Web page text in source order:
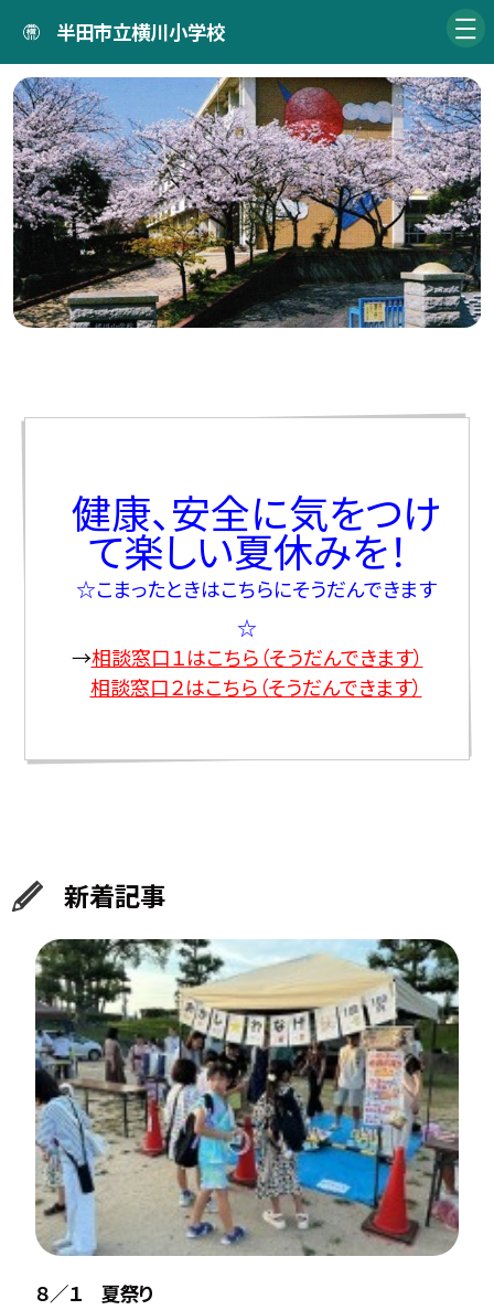
半田市立横川小学校
健康、安全に気をつけ
て楽しい夏休みを！
☆こまったときはこちらにそうだんできます
☆
→相談窓口１はこちら（そうだんできます）
相談窓口２はこちら（そうだんできます）
新着記事
８／１ 夏祭り